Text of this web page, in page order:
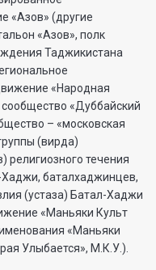
«Азов» (другие
«Азов», полк
Таджикистана
«Народная
«Дуббайский
– «московская
(вирда)
течения
баталхаджинцев,
(устаза) Батал-Хаджи
«Маньяки Культ
«Маньяки
Улыбается», М.К.У.).